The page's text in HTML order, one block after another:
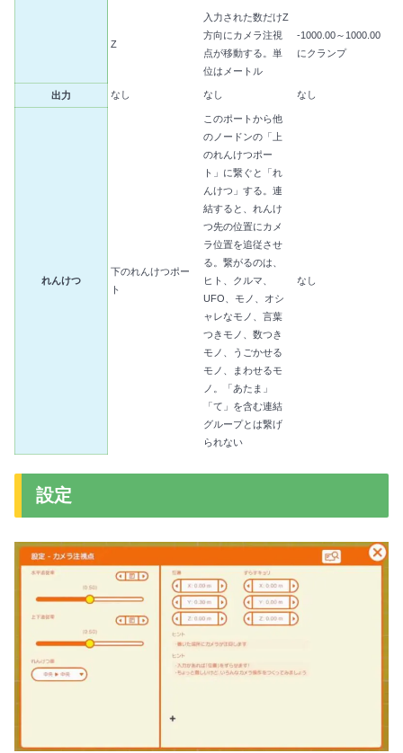
Z
入力された数だけZ
方向にカメラ注視
点が移動する。単
位はメートル
-1000.00～1000.00
にクランプ
出力 なし なし なし
れんけつ
下のれんけつポー
ト
このポートから他
のノードンの「上
のれんけつポー
ト」に繋ぐと「れ
んけつ」する。連
結すると、れんけ
つ先の位置にカメ
ラ位置を追従させ
る。繋がるのは、
ヒト、クルマ、
UFO、モノ、オシ
ャレなモノ、言葉
つきモノ、数つき
モノ、うごかせる
モノ、まわせるモ
ノ。「あたま」
「て」を含む連結
グループとは繋げ
られない
なし
設定